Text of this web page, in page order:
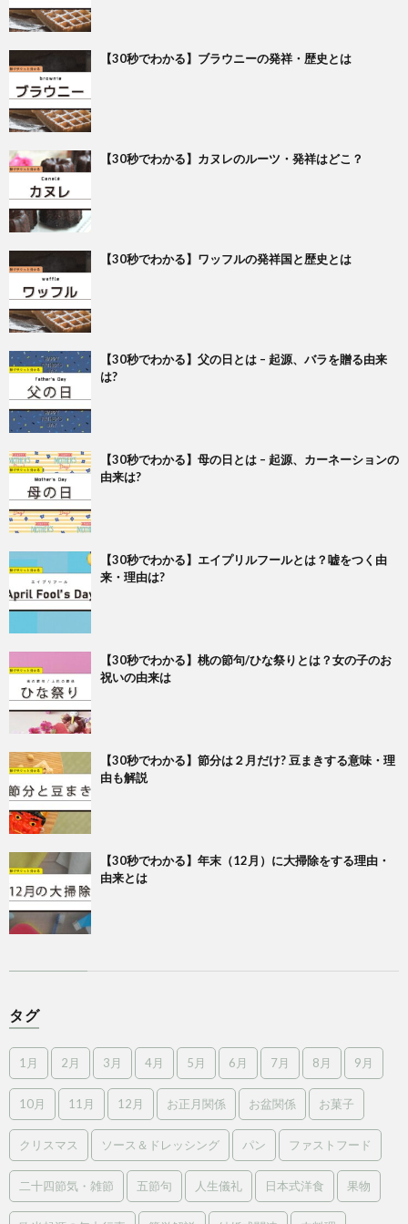
【30秒でわかる】ブラウニーの発祥・歴史とは
【30秒でわかる】カヌレのルーツ・発祥はどこ？
【30秒でわかる】ワッフルの発祥国と歴史とは
【30秒でわかる】父の日とは – 起源、バラを贈る由来
は?
【30秒でわかる】母の日とは – 起源、カーネーションの
由来は?
【30秒でわかる】エイプリルフールとは？嘘をつく由
来・理由は?
【30秒でわかる】桃の節句/ひな祭りとは？女の子のお
祝いの由来は
【30秒でわかる】節分は２月だけ? 豆まきする意味・理
由も解説
【30秒でわかる】年末（12月）に大掃除をする理由・
由来とは
タグ
1月 2月 3月 4月 5月 6月 7月 8月 9月
10月 11月 12月 お正月関係 お盆関係 お菓子
クリスマス ソース＆ドレッシング パン ファストフード
二十四節気・雑節 五節句 人生儀礼 日本式洋食 果物